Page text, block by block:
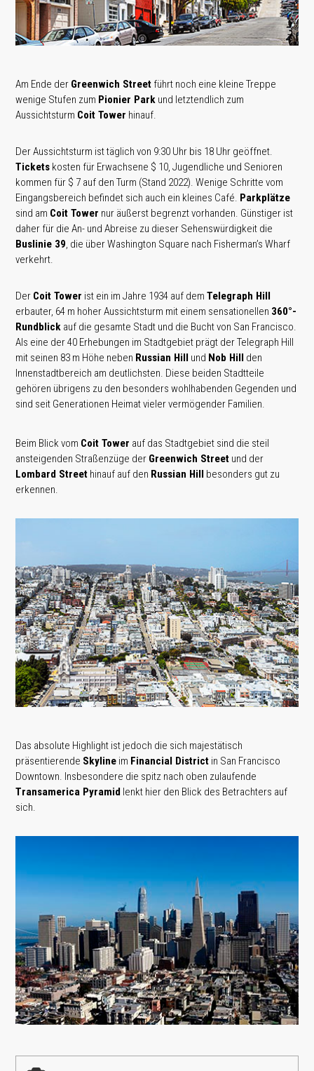
Am Ende der Greenwich Street führt noch eine kleine Treppe
wenige Stufen zum Pionier Park und letztendlich zum
Aussichtsturm Coit Tower hinauf.
Der Aussichtsturm ist täglich von 9:30 Uhr bis 18 Uhr geöffnet.
Tickets kosten für Erwachsene $ 10, Jugendliche und Senioren
kommen für $ 7 auf den Turm (Stand 2022). Wenige Schritte vom
Eingangsbereich befindet sich auch ein kleines Café. Parkplätze
sind am Coit Tower nur äußerst begrenzt vorhanden. Günstiger ist
daher für die An- und Abreise zu dieser Sehenswürdigkeit die
Buslinie 39, die über Washington Square nach Fisherman’s Wharf
verkehrt.
Der Coit Tower ist ein im Jahre 1934 auf demTelegraph Hill
erbauter, 64 m hoher Aussichtsturm mit einem sensationellen 360°-
Rundblick auf die gesamte Stadt und die Bucht von San Francisco.
Als eine der 40 Erhebungen im Stadtgebiet prägt der Telegraph Hill
mit seinen 83 m Höhe neben Russian Hill und Nob Hill den
Innenstadtbereich am deutlichsten. Diese beiden Stadtteile
gehören übrigens zu den besonders wohlhabenden Gegenden und
sind seit Generationen Heimat vieler vermögender Familien.
Beim Blick vom Coit Tower auf das Stadtgebiet sind die steil
ansteigenden Straßenzüge der Greenwich Street und der
Lombard Street hinauf auf den Russian Hill besonders gut zu
erkennen.
Das absolute Highlight ist jedoch die sich majestätisch
präsentierende Skyline im Financial District in San Francisco
Downtown. Insbesondere die spitz nach oben zulaufende
Transamerica Pyramid lenkt hier den Blick des Betrachters auf
sich.